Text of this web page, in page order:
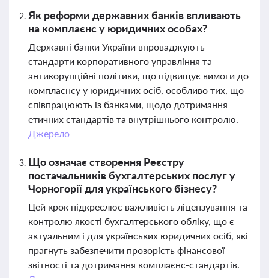
Як реформи державних банків впливають
на комплаєнс у юридичних особах?
Державні банки України впроваджують
стандарти корпоративного управління та
антикорупційні політики, що підвищує вимоги до
комплаєнсу у юридичних осіб, особливо тих, що
співпрацюють із банками, щодо дотримання
етичних стандартів та внутрішнього контролю.
Джерело
Що означає створення Реєстру
постачальників бухгалтерських послуг у
Чорногорії для українського бізнесу?
Цей крок підкреслює важливість ліцензування та
контролю якості бухгалтерського обліку, що є
актуальним і для українських юридичних осіб, які
прагнуть забезпечити прозорість фінансової
звітності та дотримання комплаєнс-стандартів.